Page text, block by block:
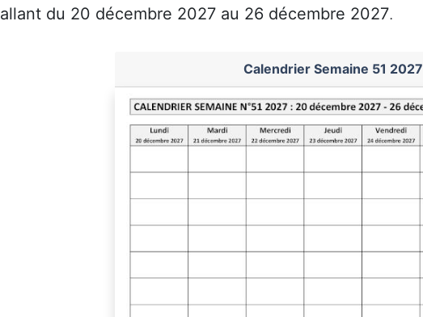
allant du 20 décembre 2027 au 26 décembre 2027.
Calendrier Semaine 51 2027